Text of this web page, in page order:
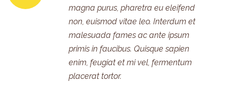
magna purus, pharetra eu eleifend
non, euismod vitae leo. Interdum et
malesuada fames ac ante ipsum
primis in faucibus. Quisque sapien
enim, feugiat et mi vel, fermentum
placerat tortor.